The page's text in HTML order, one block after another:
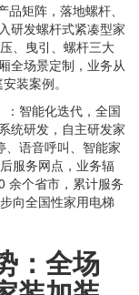
矩阵，落地螺杆、
研发螺杆式紧凑型家
、曳引、螺杆三大
全场景定制，业务从
装案例。
智能化迭代，全国
统研发，自主研发家
、语音呼叫、智能家
服务网点，业务辐
余个省市，累计服务
向全国性家用电梯
全场